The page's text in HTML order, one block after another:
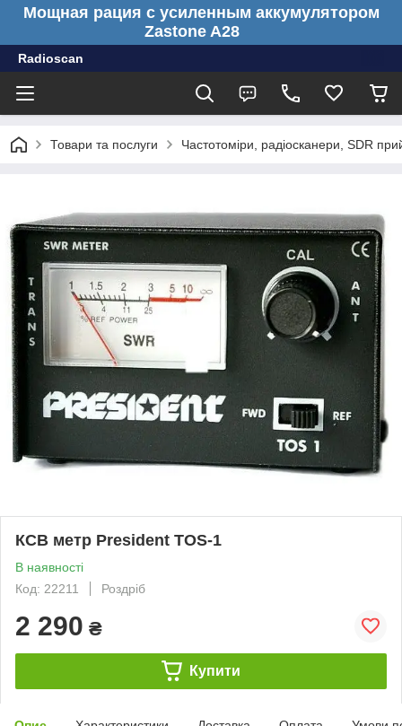
Мощная рация с усиленным аккумулятором
Zastone A28
Radioscan
Товари та послуги Частотоміри, радіосканери, SDR
КСВ метр President TOS-1
В наявності
Код: 22211
Роздріб
2 290 ₴
Купити